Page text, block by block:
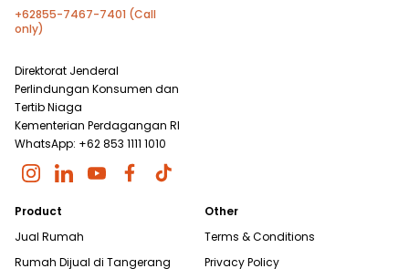
+62855-7467-7401 (Call
only)
Direktorat Jenderal
Perlindungan Konsumen dan
Tertib Niaga
Kementerian Perdagangan RI
WhatsApp: +62 853 1111 1010
Product
Jual Rumah
Rumah Dijual di Tangerang
Other
Terms & Conditions
Privacy Policy